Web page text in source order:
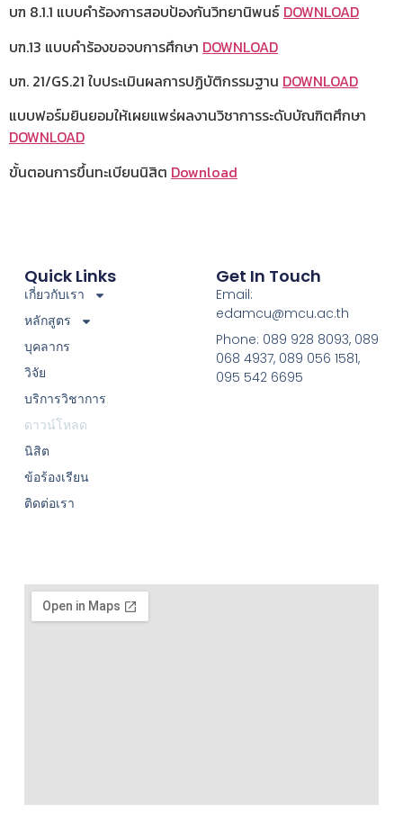
บฑ 8.1.1 แบบคำร้องการสอบป้องกันวิทยานิพนธ์ DOWNLOAD
บฑ.13 แบบคำร้องขอจบการศึกษา DOWNLOAD
บฑ. 21/GS.21 ใบประเมินผลการปฏิบัติกรรมฐาน DOWNLOAD
แบบฟอร์มยินยอมให้เผยแพร่ผลงานวิชาการระดับบัณฑิตศึกษา
DOWNLOAD
ขั้นตอนการขึ้นทะเบียนนิสิต Download
Quick Links
เกี่ยวกับเรา
หลักสูตร
บุคลากร
วิจัย
บริการวิชาการ
ดาวน์โหลด
นิสิต
ข้อร้องเรียน
ติดต่อเรา
Get In Touch
Email:
edamcu@mcu.ac.th
Phone: 089 928 8093, 089
068 4937, 089 056 1581,
095 542 6695